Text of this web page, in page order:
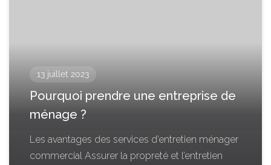
13 juillet 2023
Pourquoi prendre une entreprise de
ménage ?
Les avantages des services d’entretien ménager
commercial Assurer la propreté et l’entretien